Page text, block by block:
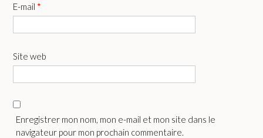
E-mail *
Site web
Enregistrer mon nom, mon e-mail et mon site dans le
navigateur pour mon prochain commentaire.